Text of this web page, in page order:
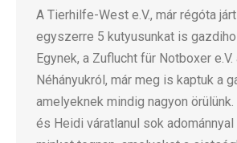
A Tierhilfe-West e.V., már régóta
egyszerre 5 kutyusunkat is
Egynek, a Zuflucht für Notboxer
Néhányukról, már meg is kaptuk a
amelyeknek mindig nagyon örülünk.
és Heidi váratlanul sok